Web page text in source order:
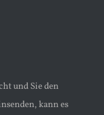
und Sie den
kann es